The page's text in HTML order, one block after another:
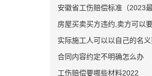
安徽省工伤赔偿标准（2023最
房屋买卖买方违约,卖方可以
实际施工人可以以自己的名
合同内容约定不明确怎么办
工伤赔偿要哪些材料2022